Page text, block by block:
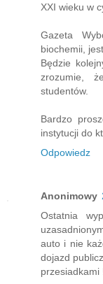
XXI wieku w
Gazeta
biochemii,
Będzie
zrozumie,
studentów.
Bardzo
instytucji do
Odpowiedz
Anonimowy
Ostatnia
auto i nie
dojazd
przesiadkami